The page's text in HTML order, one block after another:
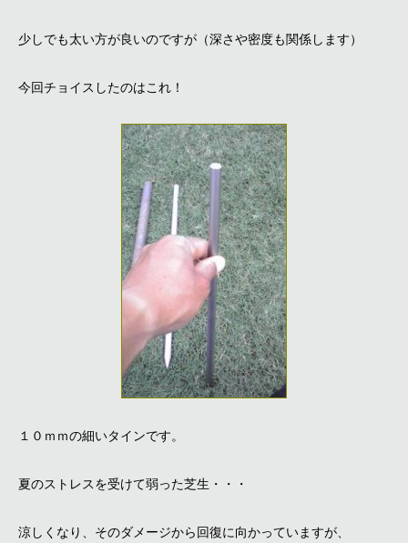
少しでも太い方が良いのですが（深さや密度も関係します）
今回チョイスしたのはこれ！
１０ｍｍの細いタインです。
夏のストレスを受けて弱った芝生・・・
涼しくなり、そのダメージから回復に向かっていますが、